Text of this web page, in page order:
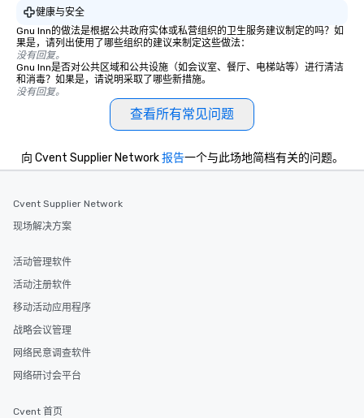
健康与安全
Gnu Inn的做法是根据公共政府实体或私营组织的卫生服务建议制定的吗？如
果是，请列出使用了哪些组织的建议来制定这些做法：
没有回复。
Gnu Inn是否对公共区域和公共设施（如会议室、餐厅、电梯站等）进行清洁
和消毒？如果是，请说明采取了哪些新措施。
没有回复。
查看所有常见问题
向 Cvent Supplier Network报告一个与此场地简档有关的问题。
Cvent Supplier Network
现场解决方案
活动管理软件
活动注册软件
移动活动应用程序
战略会议管理
网络民意调查软件
网络研讨会平台
Cvent 首页